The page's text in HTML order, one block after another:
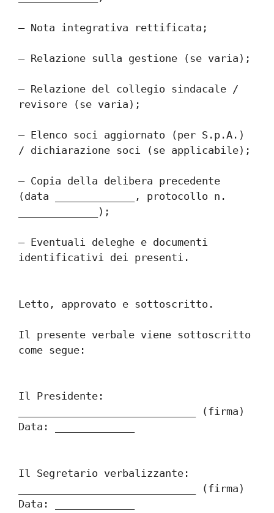
– Nota integrativa rettificata;
– Relazione sulla gestione (se varia);
– Relazione del collegio sindacale /
revisore (se varia);
– Elenco soci aggiornato (per S.p.A.)
/ dichiarazione soci (se applicabile);
– Copia della delibera precedente
(data _____________, protocollo n.
_____________);
– Eventuali deleghe e documenti
identificativi dei presenti.
Letto, approvato e sottoscritto.
Il presente verbale viene sottoscritto
come segue:
Il Presidente:
_____________________________ (firma)
Data: _____________
Il Segretario verbalizzante:
_____________________________ (firma)
Data: _____________